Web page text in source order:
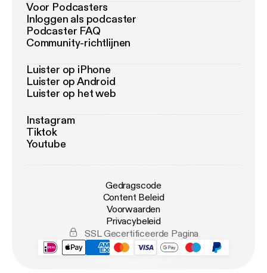
Voor Podcasters
Inloggen als podcaster
Podcaster FAQ
Community-richtlijnen
Luister op iPhone
Luister op Android
Luister op het web
Instagram
Tiktok
Youtube
Gedragscode
Content Beleid
Voorwaarden
Privacybeleid
SSL Gecertificeerde Pagina